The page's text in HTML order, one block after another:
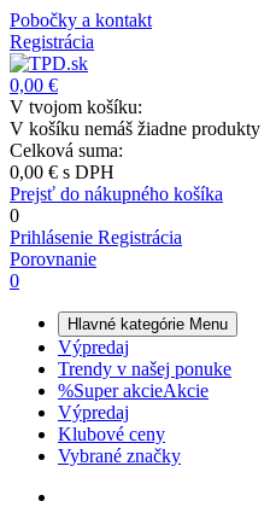
Pobočky a kontakt
Registrácia
0,00 €
V tvojom košíku:
V košíku nemáš žiadne produkty
Celková suma:
0,00 € s DPH
Prejsť do nákupného košíka
0
Prihlásenie Registrácia
Porovnanie
0
Hlavné kategórie Menu
Výpredaj
Trendy v našej ponuke
%Super akcieAkcie
Výpredaj
Klubové ceny
Vybrané značky